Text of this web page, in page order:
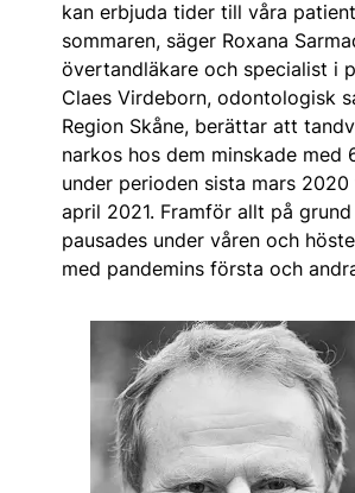
kan erbjuda tider till våra
sommaren, säger Roxana
övertandläkare och specialist i
Claes Virdeborn, odontologisk
Region ­Skåne, berättar att
narkos hos dem minskade med
under perioden sista mars
april 2021. Framför allt på
pausades under våren och
med pandemins första och